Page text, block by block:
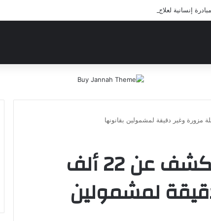
إنسانية لعلاج أيتام مدرسة كافل اليتيم
مؤسسة الشهداء : تكشف عن 22 ألف
لمشمولين